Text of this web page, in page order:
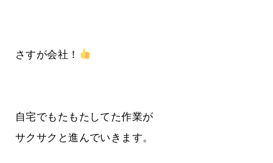
さすが会社！
自宅でもたもたしてた作業が
サクサクと進んでいきます。